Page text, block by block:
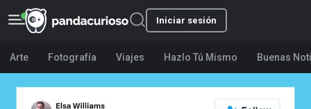
Iniciar sesión
Arte Fotografía Viajes Hazlo Tú Mismo Buenas